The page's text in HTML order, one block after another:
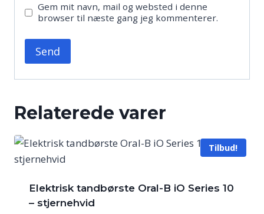
Gem mit navn, mail og websted i denne
browser til næste gang jeg kommenterer.
Relaterede varer
Tilbud!
Elektrisk tandbørste Oral-B iO Series 10
– stjernehvid